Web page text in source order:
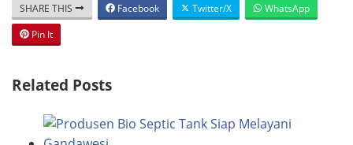
SHARE THIS Facebook Twitter/X
WhatsApp
Pin It
Related Posts